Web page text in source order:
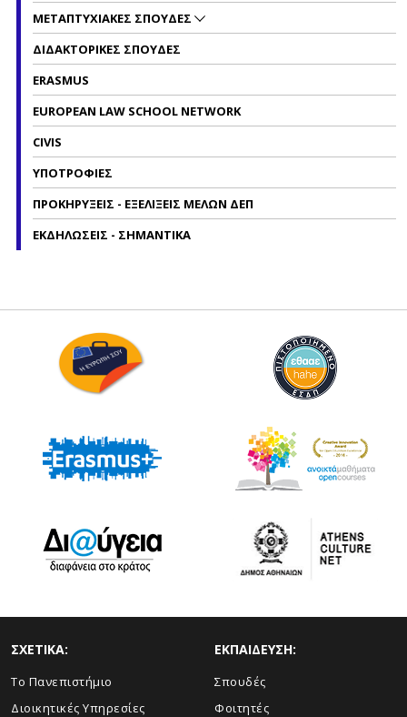
ΜΕΤΑΠΤΥΧΙΑΚΕΣ ΣΠΟΥΔΕΣ
ΔΙΔΑΚΤΟΡΙΚΕΣ ΣΠΟΥΔΕΣ
ERASMUS
EUROPEAN LAW SCHOOL NETWORK
CIVIS
ΥΠΟΤΡΟΦΙΕΣ
ΠΡΟΚΗΡΥΞΕΙΣ - ΕΞΕΛΙΞΕΙΣ ΜΕΛΩΝ ΔΕΠ
ΕΚΔΗΛΩΣΕΙΣ - ΣΗΜΑΝΤΙΚΑ
ΣΧΕΤΙΚΑ:
Το Πανεπιστήμιο
Διοικητικές Υπηρεσίες
ΕΚΠΑΙΔΕΥΣΗ:
Σπουδές
Φοιτητές